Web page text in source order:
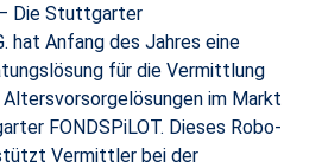
Die Stuttgarter
hat Anfang des Jahres eine
für die Vermittlung
im Markt
FONDSPiLOT. Dieses Robo-
Vermittler bei der